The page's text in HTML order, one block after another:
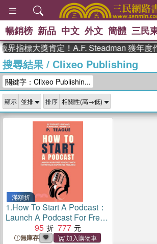
熱搜： 東野圭吾
、 The Odyssey
李登輝時代 、 數
、
群喵 、 臺灣漫遊
暢銷榜 新品 中文 外文 簡體 三民
界指標大獎肯定！A.F. Steadman 獲年度
搜尋結果/ Clixeo Publishing
關鍵字：Clixeo Publishin...
顯示 排序
滿額折
1.How To Start A Podcast：
Launch A Podcast For Free
With No Previous
Experience
95 777
無庫存